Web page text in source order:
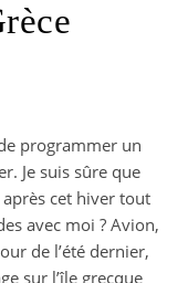
programmer un
Je suis sûre que
cet hiver tout
avec moi ? Avion,
de l’été dernier,
sur l’île grecque